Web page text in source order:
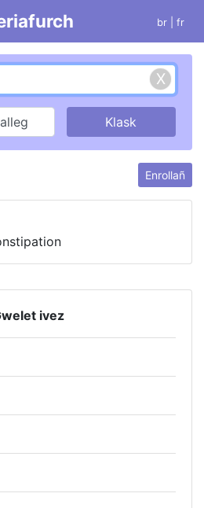
br | fr
Enrollañ
ivez